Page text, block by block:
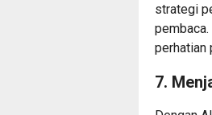
strategi
perhatian
7.